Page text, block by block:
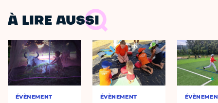
À LIRE AUSSI
ÉVÈNEMENT ÉVÈNEMENT